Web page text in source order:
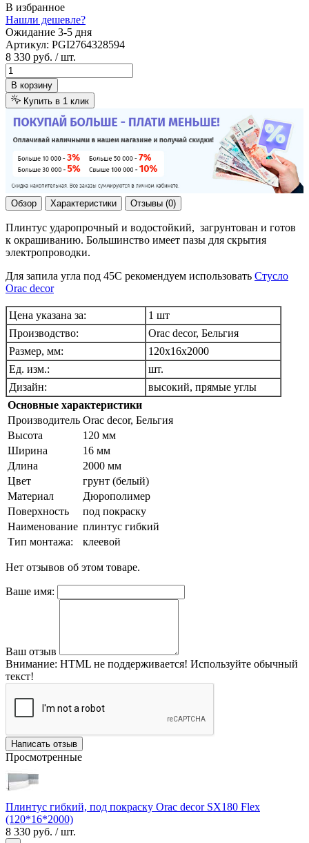
В избранное
Нашли дешевле?
Ожидание 3-5 дня
Артикул: PGI2764328594
8 330 руб. / шт.
В корзину
Купить в 1 клик
Обзор Характеристики Отзывы (0)
Плинтус ударопрочный и водостойкий, загрунтован и готов
к окрашиванию. Большинство имеет пазы для скрытия
электропроводки.
Для запила угла под 45С рекомендуем использовать Стусло
Orac decor
Цена указана за:
1 шт
Производство:
Orac decor, Бельгия
Размер, мм:
120х16х2000
Ед. изм.:
шт.
Дизайн:
высокий, прямые углы
Основные характеристики
Производитель Orac decor, Бельгия
Высота
120 мм
Ширина
16 мм
Длина
2000 мм
Цвет
грунт (белый)
Материал
Дюрополимер
Поверхность
под покраску
Наименование плинтус гибкий
Тип монтажа:
клеевой
Нет отзывов об этом товаре.
Ваше имя:
Ваш отзыв
Внимание: HTML не поддерживается! Используйте обычный
текст!
Написать отзыв
Просмотренные
Плинтус гибкий, под покраску Orac decor SX180 Flex
(120*16*2000)
8 330 руб. / шт.